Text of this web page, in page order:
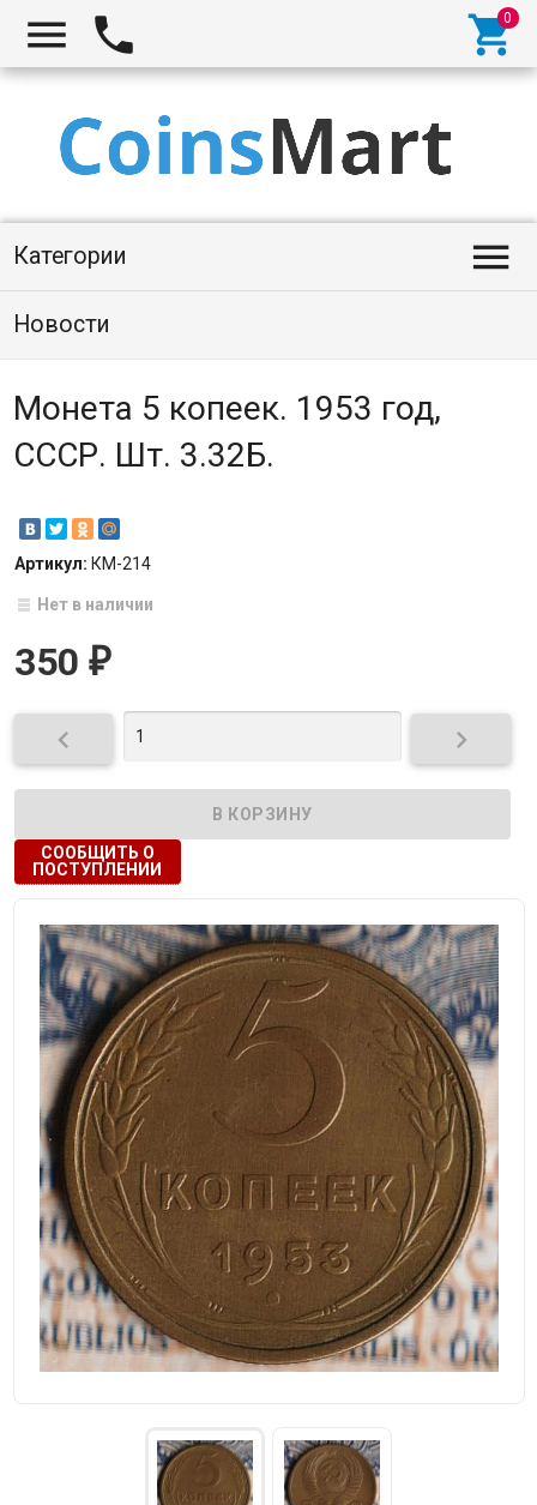
  
Категории 
Новости
Монета 5 копеек. 1953 год,
СССР. Шт. 3.32Б.
Артикул: КМ-214
Нет в наличии
350 ₽
 
СООБЩИТЬ О
ПОСТУПЛЕНИИ